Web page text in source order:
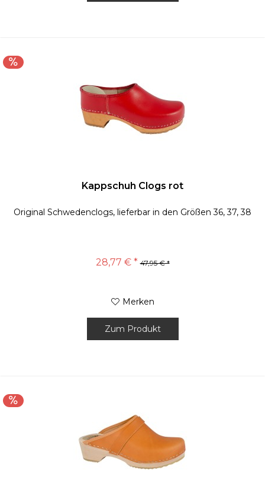
Kappschuh Clogs rot
Original Schwedenclogs, lieferbar in den Größen 36, 37, 38
28,77 € * 47,95 € *
Merken
Zum Produkt